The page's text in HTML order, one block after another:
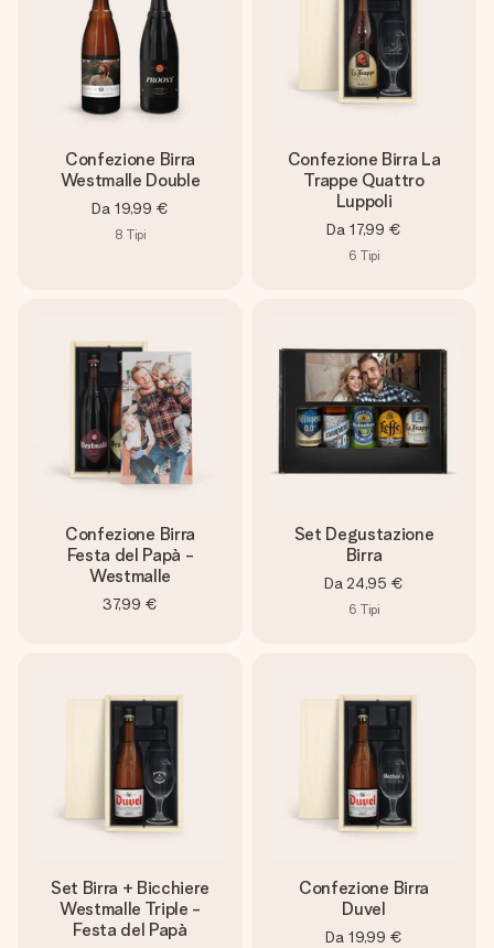
Confezione Birra
Westmalle Double
Da 19,99 €
8 Tipi
Confezione Birra La
Trappe Quattro
Luppoli
Da 17,99 €
6 Tipi
Confezione Birra
Festa del Papà -
Westmalle
37,99 €
Set Degustazione
Birra
Da 24,95 €
6 Tipi
Set Birra + Bicchiere
Westmalle Triple -
Festa del Papà
Confezione Birra
Duvel
Da 19,99 €